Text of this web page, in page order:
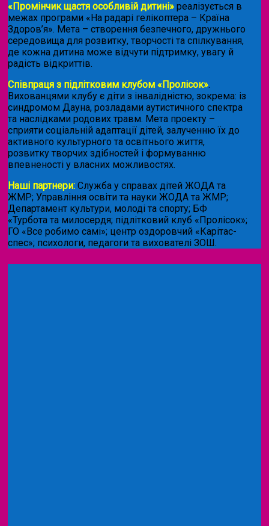
«Промінчик щастя особливій дитині» реалізується в
межах програми «На радарі гелікоптера – Країна
Здоров’я». Мета – створення безпечного, дружнього
середовища для розвитку, творчості та спілкування,
де кожна дитина може відчути підтримку, увагу й
радість відкриттів.
Співпраця з підлітковим клубом «Пролісок».
Вихованцями клубу є діти з інвалідністю, зокрема: із
синдромом Дауна, розладами аутистичного спектра
та наслідками родових травм. Мета проекту –
сприяти соціальній адаптації дітей, залученню їх до
активного культурного та освітнього життя,
розвитку творчих здібностей і формуванню
впевненості у власних можливостях.
Наші партнери: Служба у справах дітей ЖОДА та
ЖМР; Управління освіти та науки ЖОДА та ЖМР;
Департамент культури, молоді та спорту; БФ
«Турбота та милосердя; підлітковий клуб «Пролісок»;
ГО «Все робимо самі»; центр оздоровчий «Карітас-
спес»; психологи, педагоги та вихователі ЗОШ.